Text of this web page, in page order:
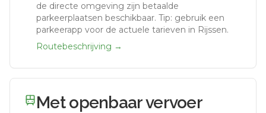
de directe omgeving zijn betaalde
parkeerplaatsen beschikbaar. Tip: gebruik een
parkeerapp voor de actuele tarieven in Rijssen.
Routebeschrijving →
Met openbaar vervoer